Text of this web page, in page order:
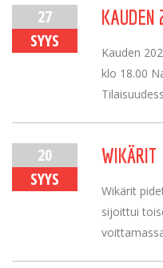
27
SYYS
KAUDEN
Kauden
klo 18.00
20
SYYS
WIKÄRIT
Wikärit
sijoittui